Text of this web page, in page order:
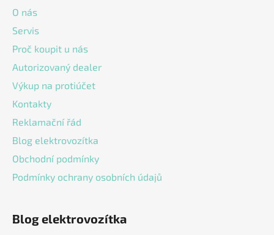
O nás
Servis
Proč koupit u nás
Autorizovaný dealer
Výkup na protiúčet
Kontakty
Reklamační řád
Blog elektrovozítka
Obchodní podmínky
Podmínky ochrany osobních údajů
Blog elektrovozítka